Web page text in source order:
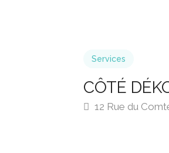
Services
CÔTÉ
12 Rue du